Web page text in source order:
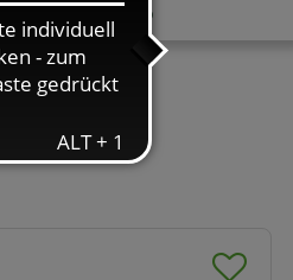
Ratgeber App